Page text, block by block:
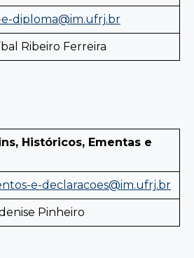
diploma@im.ufrj.br
Ribeiro Ferreira
Históricos, Ementas e
e-declaracoes@im.ufrj.br
Pinheiro